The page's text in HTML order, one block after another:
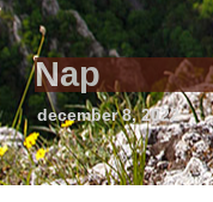
Nap
december 8, 2022